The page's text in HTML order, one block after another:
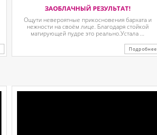
ЗАОБЛАЧНЫЙ РЕЗУЛЬТАТ!
Ощути невероятные прикосновения бархата и
нежности на своём лице. Благодаря стойкой
матирующей пудре это реально.Устала ...
Подробнее